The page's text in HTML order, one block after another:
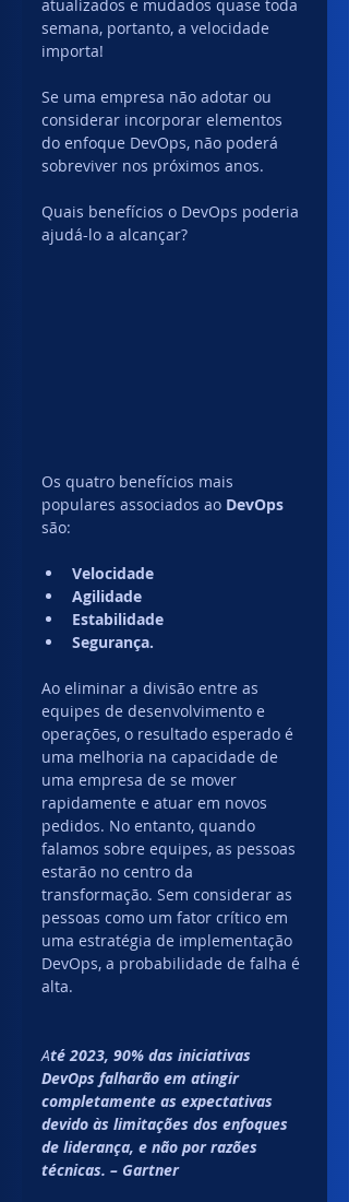
atualizados e mudados quase toda
semana, portanto, a velocidade
importa!
Se uma empresa não adotar ou
considerar incorporar elementos
do enfoque DevOps, não poderá
sobreviver nos próximos anos.
Quais benefícios o DevOps poderia
ajudá-lo a alcançar?
Os quatro benefícios mais
populares associados ao DevOps
são:
Velocidade
Agilidade
Estabilidade
Segurança.
Ao eliminar a divisão entre as
equipes de desenvolvimento e
operações, o resultado esperado é
uma melhoria na capacidade de
uma empresa de se mover
rapidamente e atuar em novos
pedidos. No entanto, quando
falamos sobre equipes, as pessoas
estarão no centro da
transformação. Sem considerar as
pessoas como um fator crítico em
uma estratégia de implementação
DevOps, a probabilidade de falha é
alta.
Até 2023, 90% das iniciativas
DevOps falharão em atingir
completamente as expectativas
devido às limitações dos enfoques
de liderança, e não por razões
técnicas. – Gartner